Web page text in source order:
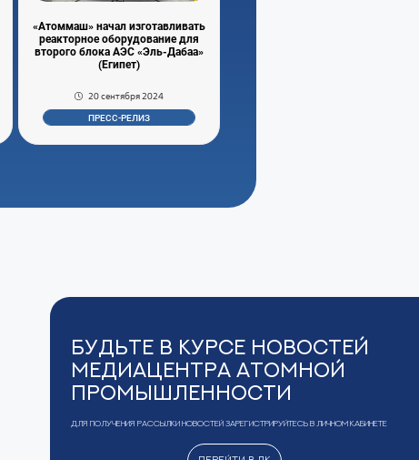
«Атоммаш» начал изготавливать
реакторное оборудование для
второго блока АЭС «Эль-Дабаа»
(Египет)
20 сентября 2024
ПРЕСС-РЕЛИЗ
Будьте в курсе новостей
Медиацентра Атомной
Промышленности
Для получения рассылки новостей зарегистрируйтесь в Личном кабинете